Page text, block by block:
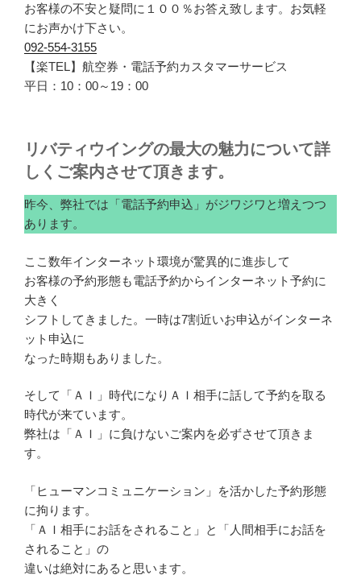
お客様の不安と疑問に１００％お答え致します。お気軽
にお声かけ下さい。
092-554-3155
【楽TEL】航空券・電話予約カスタマーサービス
平日：10：00～19：00
リバティウイングの最大の魅力について詳
しくご案内させて頂きます。
昨今、弊社では「電話予約申込」がジワジワと増えつつ
あります。
ここ数年インターネット環境が驚異的に進歩して
お客様の予約形態も電話予約からインターネット予約に
大きく
シフトしてきました。一時は7割近いお申込がインターネ
ット申込に
なった時期もありました。
そして「ＡＩ」時代になりＡＩ相手に話して予約を取る
時代が来ています。
弊社は「ＡＩ」に負けないご案内を必ずさせて頂きま
す。
「ヒューマンコミュニケーション」を活かした予約形態
に拘ります。
「ＡＩ相手にお話をされること」と「人間相手にお話を
されること」の
違いは絶対にあると思います。